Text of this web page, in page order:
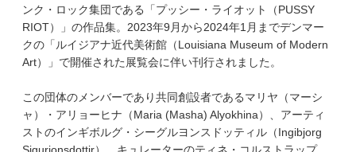
ンク・ロック集団である「プッシー・ライオット（PUSSY
RIOT）」の作品集。2023年9月から2024年1月までデンマー
クの「ルイジアナ近代美術館（Louisiana Museum of Modern
Art）」で開催された展覧会に伴い刊行されました。
この団体のメンバーであり共同創設者であるマリヤ（マーシ
ャ）・アリョーヒナ（Maria (Masha) Alyokhina）、アーティ
ストのインギボルグ・シーグルヨンスドッティル（Ingibjorg